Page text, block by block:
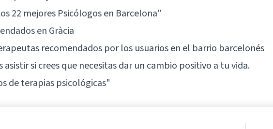
22 mejores Psicólogos en Barcelona"
en Gràcia
recomendados por los usuarios en el barrio barcelonés
asistir si crees que necesitas dar un cambio positivo a tu vida.
de terapias psicológicas"